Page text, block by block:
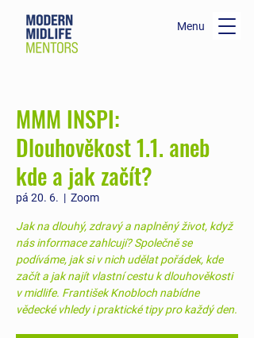
Menu
MMM INSPI:
Dlouhověkost 1.1. aneb
kde a jak začít?
pá 20. 6.
  |
Zoom
Jak na dlouhý, zdravý a naplněný život, když
nás informace zahlcují? Společně se
podíváme, jak si v nich udělat pořádek, kde
začít a jak najít vlastní cestu k dlouhověkosti
v midlife. František Knobloch nabídne
vědecké vhledy i praktické tipy pro každý den.